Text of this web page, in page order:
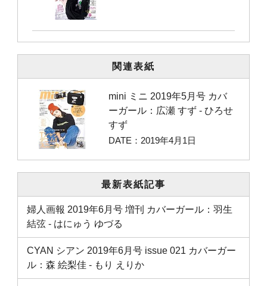
関連表紙
mini ミニ 2019年5月号 カバ
ーガール：広瀬 すず ‐ ひろせ
すず
DATE：2019年4月1日
最新表紙記事
婦人画報 2019年6月号 増刊 カバーガール：羽生
結弦 ‐ はにゅう ゆづる
CYAN シアン 2019年6月号 issue 021 カバーガー
ル：森 絵梨佳 ‐ もり えりか